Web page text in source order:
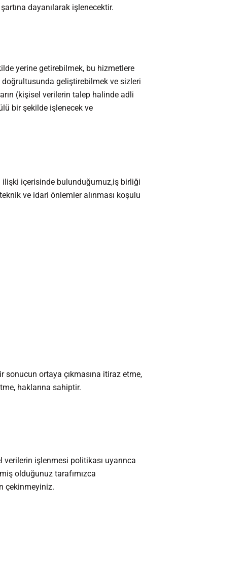
dayanılarak işlenecektir.
yerine getirebilmek, bu hizmetlere
geliştirebilmek ve sizleri
(kişisel verilerin talep halinde adli
bir şekilde işlenecek ve
ilişki içerisinde bulunduğumuz,iş birliği
ve idari önlemler alınması koşulu
ortaya çıkmasına itiraz etme,
haklarına sahiptir.
işlenmesi politikası uyarınca
olduğunuz tarafımızca
çekinmeyiniz.